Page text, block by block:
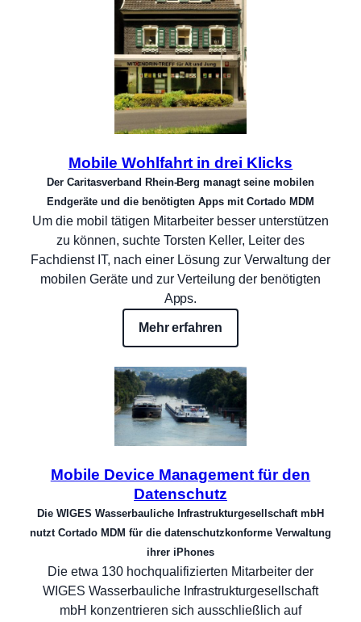
Mobile Wohlfahrt in drei Klicks
Der Caritasverband Rhein-Berg managt seine mobilen
Endgeräte und die benötigten Apps mit Cortado MDM
Um die mobil tätigen Mitarbeiter besser unterstützen
zu können, suchte Torsten Keller, Leiter des
Fachdienst IT, nach einer Lösung zur Verwaltung der
mobilen Geräte und zur Verteilung der benötigten
Apps.
Mehr erfahren
Mobile Device Management für den
Datenschutz
Die WIGES Wasserbauliche Infrastrukturgesellschaft mbH
nutzt Cortado MDM für die datenschutzkonforme Verwaltung
ihrer iPhones
Die etwa 130 hochqualifizierten Mitarbeiter der
WIGES Wasserbauliche Infrastrukturgesellschaft
mbH konzentrieren sich ausschließlich auf